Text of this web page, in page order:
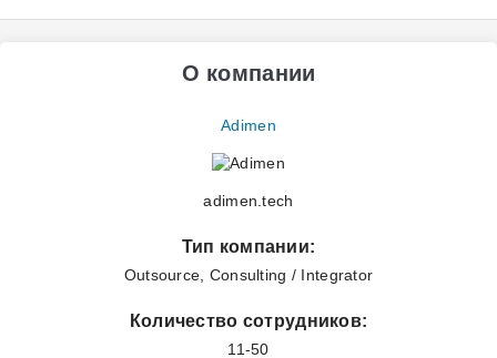
О компании
Adimen
adimen.tech
Тип компании:
Outsource, Consulting / Integrator
Количество сотрудников:
11-50